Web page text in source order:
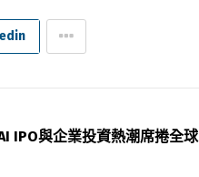
IPO與企業投資熱潮席捲全